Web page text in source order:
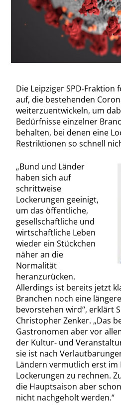
Die Leipziger SPD-
auf, die bestehenden
weiterzuentwickeln, um
Bedürfnisse einzelner
behalten, bei denen eine
Restriktionen so schnell
„Bund und Länder
haben sich auf
schrittweise
Lockerungen geeinigt,
um das öffentliche,
gesellschaftliche und
wirtschaftliche Leben
wieder ein Stückchen
näher an die
Normalität
heranzurücken.
Allerdings ist bereits jetzt
Branchen noch eine
bevorstehen wird“, erklärt
Christopher Zenker. „Das
Gastronomen aber vor
der Kultur- und
sie ist nach
Ländern vermutlich erst
Lockerungen zu rechnen.
die Hauptsaison aber
nicht nachgeholt werden.“